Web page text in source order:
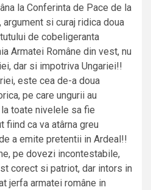
la Conferinta de Pace de la
argument si curaj ridica doua
de cobeligeranta
Armatei Române din vest, nu
dar si impotriva Ungariei!!
este cea de-a doua
pe care ungurii au
toate nivelele sa fie
ca va atârna greu
a emite pretentii in Ardeal!!
pe dovezi incontestabile,
corect si patriot, dar intors in
jerfa armatei române in